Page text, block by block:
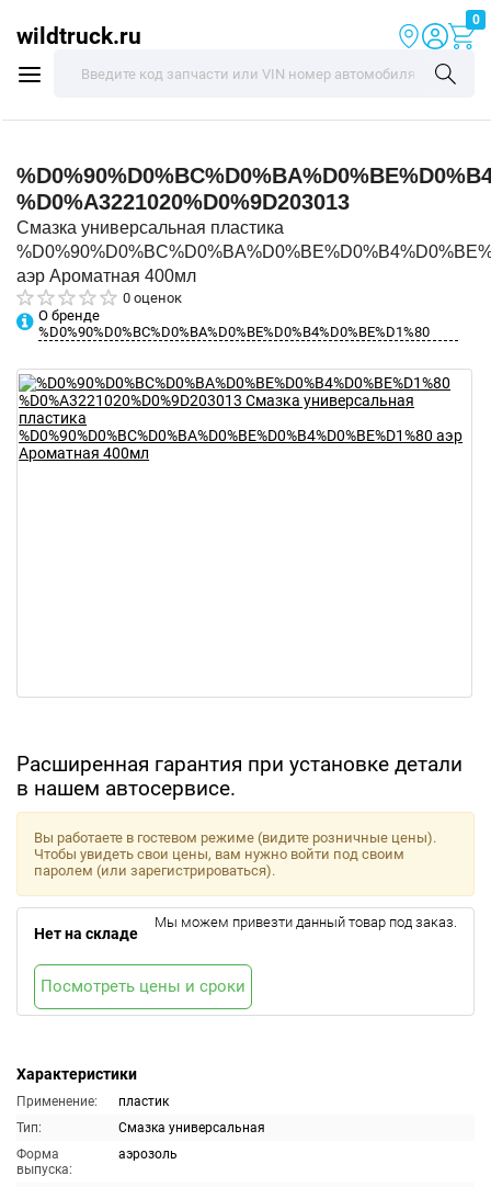
wildtruck.ru
0
%D0%A3221020%D0%9D203013
Смазка универсальная пластика
аэр Ароматная 400мл
0 оценок
О бренде
%D0%90%D0%BC%D0%BA%D0%BE%D0%B4%D0%BE%D1%80
Расширенная гарантия при установке детали
в нашем автосервисе.
Характеристики
Применение:
пластик
Тип:
Смазка универсальная
Форма
выпуска:
аэрозоль
Вы работаете в гостевом режиме (видите розничные цены).
Чтобы увидеть свои цены, вам нужно войти под своим
паролем (или зарегистрироваться).
Нет на складе
Мы можем привезти данный товар под заказ.
Посмотреть цены и сроки